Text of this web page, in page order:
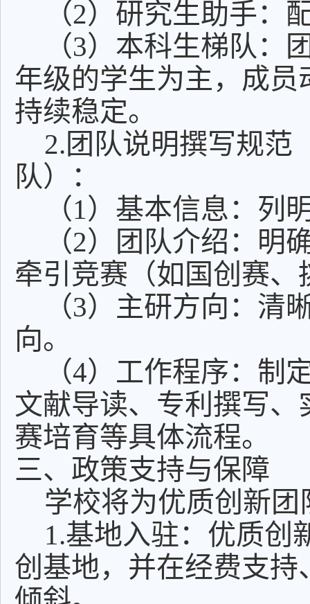
（2）研究生助手：
（3）本科生梯队：
年级的学生为主，成
持续稳定。
2.团队说明撰写规范
队）：
（1）基本信息：列
（2）团队介绍：明
牵引竞赛（如国创赛、
（3）主研方向：清
向。
（4）工作程序：制
文献导读、专利撰写
赛培育等具体流程。
三、政策支持与保障
学校将为优质创新
1.基地入驻：优质创
创基地，并在经费支